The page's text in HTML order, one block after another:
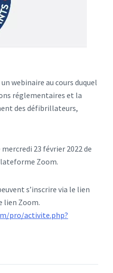
webinaire au cours duquel
réglementaires et la
des défibrillateurs,
23 février 2022 de
Zoom.
s’inscrire via le lien
lien Zoom.
pro/activite.php?